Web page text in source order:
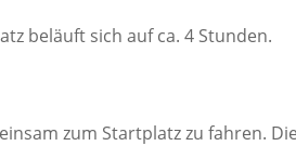
beläuft sich auf ca. 4 Stunden.
zum Startplatz zu fahren.